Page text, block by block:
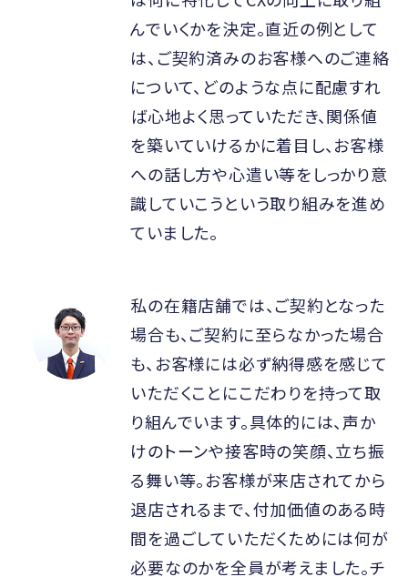
んでいくかを決定。直近の例として
は、ご契約済みのお客様へのご連絡
について、どのような点に配慮すれ
ば心地よく思っていただき、関係値
を築いていけるかに着目し、お客様
への話し方や心遣い等をしっかり意
識していこうという取り組みを進め
ていました。
私の在籍店舗では、ご契約となった
場合も、ご契約に至らなかった場合
も、お客様には必ず納得感を感じて
いただくことにこだわりを持って取
り組んでいます。具体的には、声か
けのトーンや接客時の笑顔、立ち振
る舞い等。お客様が来店されてから
退店されるまで、付加価値のある時
間を過ごしていただくためには何が
必要なのかを全員が考えました。チ